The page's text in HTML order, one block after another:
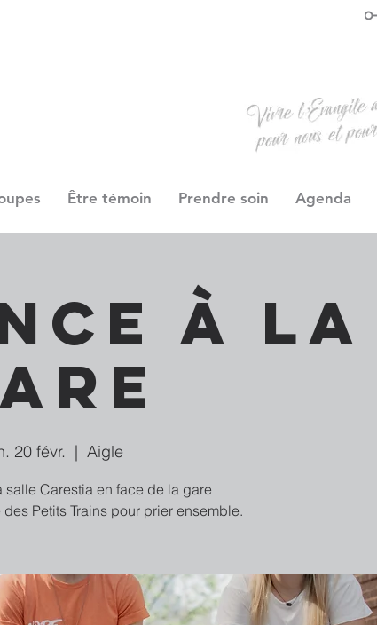
Être témoin Prendre soin Agenda
à la
20 févr.
  |
Aigle
salle Carestia en face de la gare
Petits Trains pour prier ensemble.